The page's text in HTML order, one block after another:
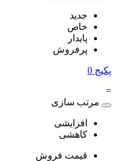
جدید
خاص
پایدار
پرفروش
پکیج 0
=
مرتب سازی
افزایشی
کاهشی
قیمت فروش